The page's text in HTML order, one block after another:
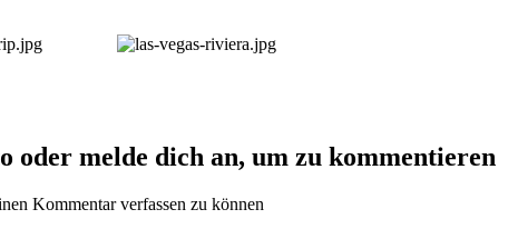
oder melde dich an, um zu kommentieren
Kommentar verfassen zu können